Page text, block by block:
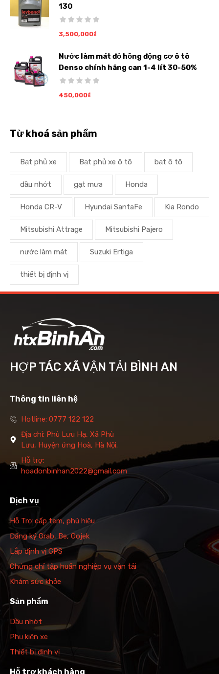
130
3,500,000₫
Nước làm mát đỏ hồng động cơ ô tô
Denso chính hãng can 1-4 lít 30-50%
450,000₫
Từ khoá sản phẩm
Bạt phủ xe Bạt phủ xe ô tô bạt ô tô
dầu nhớt gạt mưa Honda
Honda CR-V Hyundai SantaFe Kia Rondo
Mitsubishi Attrage Mitsubishi Pajero
nước làm mát Suzuki Ertiga
thiết bị định vị
HỢP TÁC XÃ VẬN TẢI BÌNH AN
Thông tin liên hệ
Hotline: 0777 122 122
Địa chỉ: Phù Lưu Hạ, Xã Phù
Lưu, Huyện ứng Hoà, Hà Nội.
Hỗ trợ:
hoadonbinhan2022@gmail.com
Dịch vụ
Hỗ Trợ cấp tem, phù hiệu
Đăng ký Grab, Be, Gojek
Lắp định vị GPS
Chứng chỉ tập huấn nghiệp vụ vận tải
Khám sức khỏe
Sản phẩm
Dầu nhớt
Phụ kiện xe
Thiết bị định vị
Hỗ trợ khách hàng